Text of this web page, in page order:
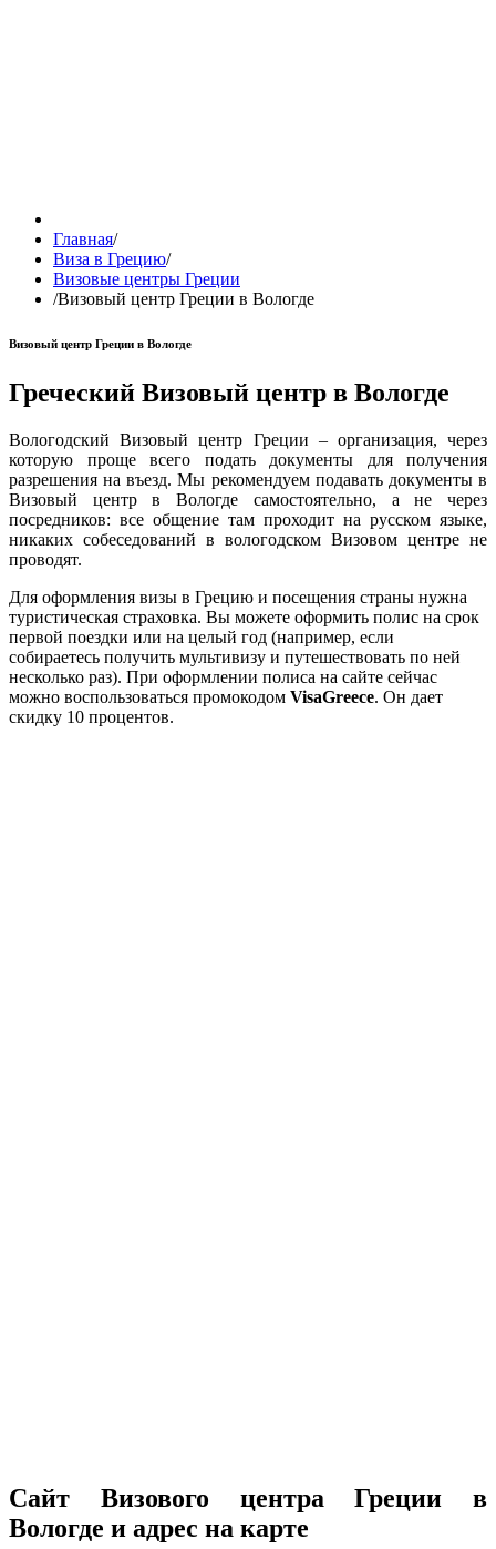
Главная/
Виза в Грецию/
Визовые центры Греции
/Визовый центр Греции в Вологде
Визовый центр Греции в Вологде
Греческий Визовый центр в Вологде
Вологодский Визовый центр Греции – организация, через
которую проще всего подать документы для получения
разрешения на въезд. Мы рекомендуем подавать документы в
Визовый центр в Вологде самостоятельно, а не через
посредников: все общение там проходит на русском языке,
никаких собеседований в вологодском Визовом центре не
проводят.
Для оформления визы в Грецию и посещения страны нужна
туристическая страховка. Вы можете оформить полис на срок
первой поездки или на целый год (например, если
собираетесь получить мультивизу и путешествовать по ней
несколько раз). При оформлении полиса на сайте сейчас
можно воспользоваться промокодом VisaGreece. Он дает
скидку 10 процентов.
Сайт Визового центра Греции в
Вологде и адрес на карте